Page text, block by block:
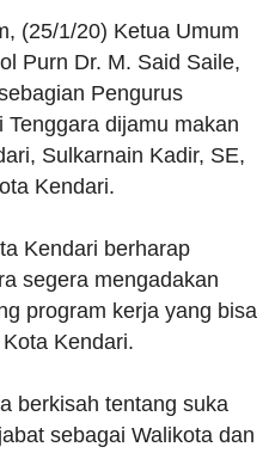
(25/1/20) Ketua Umum
Purn Dr. M. Said Saile,
Pengurus
dijamu makan
Sulkarnain Kadir, SE,
Kendari.
Kendari berharap
segera mengadakan
program kerja yang bisa
Kendari.
berkisah tentang suka
sebagai Walikota dan